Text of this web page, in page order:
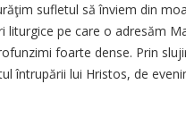
sufletul să înviem din
pe care o adresăm
foarte dense. Prin
întrupării lui Hristos, de